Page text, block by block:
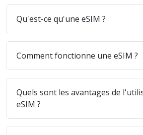
Qu'est-ce qu'une eSIM ?
Comment fonctionne une eSIM ?
Quels sont les avantages de
eSIM ?